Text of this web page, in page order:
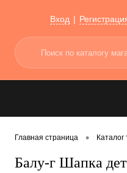
Вход
Главная страница • Каталог
Балу-г Шапка